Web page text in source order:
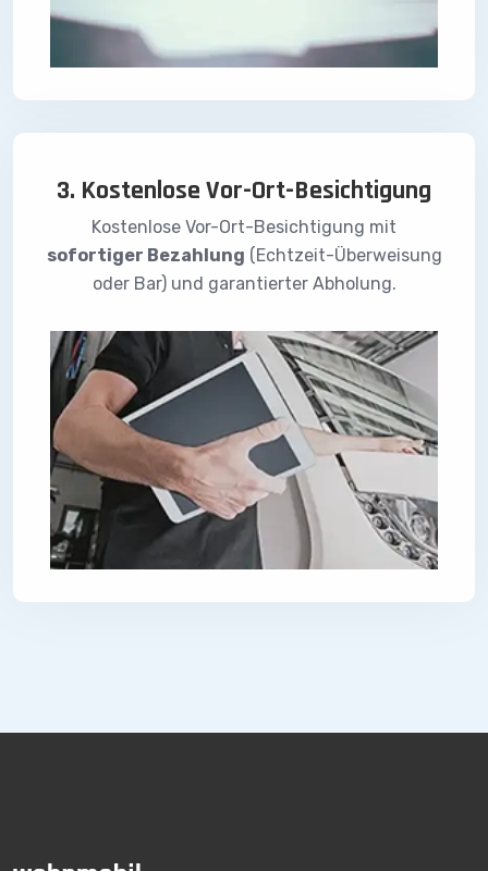
3. Kostenlose Vor-Ort-Besichtigung
Kostenlose Vor-Ort-Besichtigung mit
sofortiger Bezahlung (Echtzeit-Überweisung
oder Bar) und garantierter Abholung.